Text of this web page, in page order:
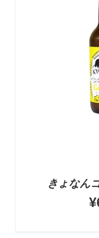
お買
きょなん
¥